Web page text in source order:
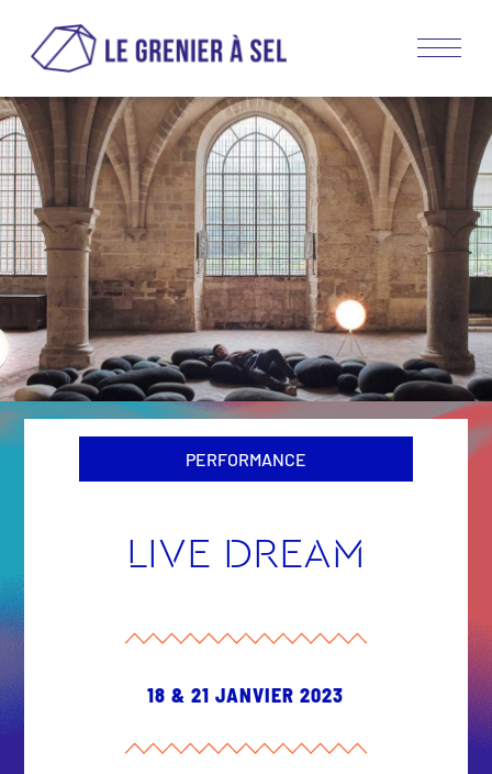
PERFORMANCE
LIVE DREAM
18 & 21 JANVIER 2023